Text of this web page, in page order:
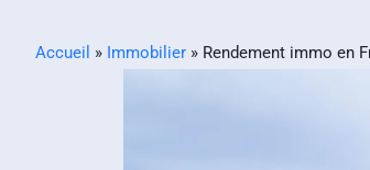
Accueil » Immobilier » Rendement immo en